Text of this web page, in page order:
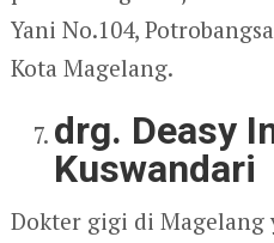
Yani No.104,
Kota Magelang.
drg. Deasy
Kuswandari
Dokter gigi di Magelang